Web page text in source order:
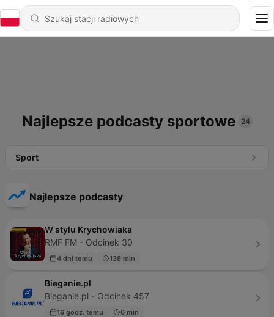
Najlepsze podcasty sportowe 24
Sport
Najlepsze podcasty
W stylu Krychowiaka
RMF FM - Odcinek 30
4 dni temu 138 min
Bieganie.pl
Bieganie.pl - Odcinek 457
16 godz. temu 6 min